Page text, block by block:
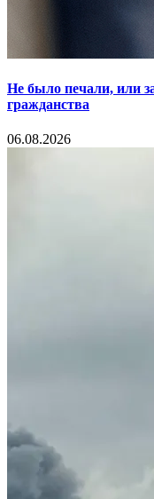
Не было печали, или
гражданства
06.08.2026